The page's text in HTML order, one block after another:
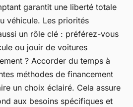
garantit une liberté totale
véhicule. Les priorités
un rôle clé : préférez-vous
ou jouir de voitures
? Accorder du temps à
méthodes de financement
un choix éclairé. Cela assure
aux besoins spécifiques et